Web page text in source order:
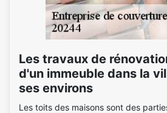
Les travaux de
d'un immeuble dans la
ses environs
Les toits des maisons sont des